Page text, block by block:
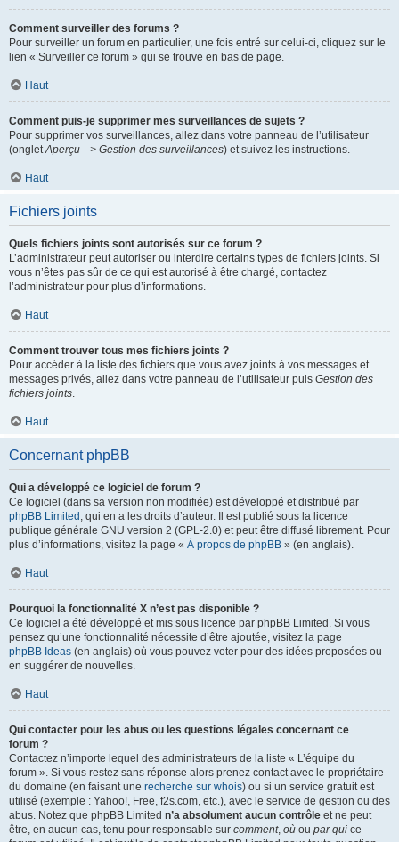
Comment surveiller des forums ?
Pour surveiller un forum en particulier, une fois entré sur celui-ci, cliquez sur le
lien « Surveiller ce forum » qui se trouve en bas de page.
Haut
Comment puis-je supprimer mes surveillances de sujets ?
Pour supprimer vos surveillances, allez dans votre panneau de l’utilisateur
(ongletAperçu --> Gestion des surveillances) et suivez les instructions.
Haut
Fichiers joints
Quels fichiers joints sont autorisés sur ce forum ?
L’administrateur peut autoriser ou interdire certains types de fichiers joints. Si
vous n’êtes pas sûr de ce qui est autorisé à être chargé, contactez
l’administrateur pour plus d’informations.
Haut
Comment trouver tous mes fichiers joints ?
Pour accéder à la liste des fichiers que vous avez joints à vos messages et
messages privés, allez dans votre panneau de l’utilisateur puis Gestion des
fichiers joints.
Haut
Concernant phpBB
Qui a développé ce logiciel de forum ?
Ce logiciel (dans sa version non modifiée) est développé et distribué par
phpBB Limited , qui en a les droits d’auteur. Il est publié sous la licence
publique générale GNU version 2 (GPL-2.0) et peut être diffusé librement. Pour
plus d’informations, visitez la page « À propos de phpBB » (en anglais).
Haut
Pourquoi la fonctionnalité X n’est pas disponible ?
Ce logiciel a été développé et mis sous licence par phpBB Limited. Si vous
pensez qu’une fonctionnalité nécessite d’être ajoutée, visitez la page
phpBB Ideas (en anglais) où vous pouvez voter pour des idées proposées ou
en suggérer de nouvelles.
Haut
Qui contacter pour les abus ou les questions légales concernant ce
forum ?
Contactez n’importe lequel des administrateurs de la liste « L’équipe du
forum ». Si vous restez sans réponse alors prenez contact avec le propriétaire
du domaine (en faisant une recherche sur whois) ou si un service gratuit est
utilisé (exemple : Yahoo!, Free, f2s.com, etc.), avec le service de gestion ou des
abus. Notez que phpBB Limited n’a absolument aucun contrôle et ne peut
être, en aucun cas, tenu pour responsable sur comment, où ou par qui ce